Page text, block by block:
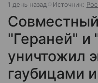
1 день назад Источник:
"Гераней" и
уничтожил
гаубицами